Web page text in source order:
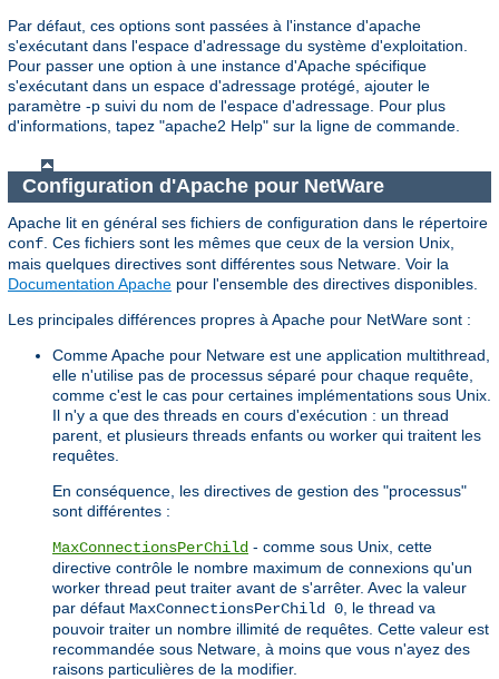
Par défaut, ces options sont passées à l'instance d'apache
s'exécutant dans l'espace d'adressage du système d'exploitation.
Pour passer une option à une instance d'Apache spécifique
s'exécutant dans un espace d'adressage protégé, ajouter le
paramètre -p suivi du nom de l'espace d'adressage. Pour plus
d'informations, tapez "apache2 Help" sur la ligne de commande.
Configuration d'Apache pour NetWare
Apache lit en général ses fichiers de configuration dans le répertoire
conf . Ces fichiers sont les mêmes que ceux de la version Unix,
mais quelques directives sont différentes sous Netware. Voir la
Documentation Apache pour l'ensemble des directives disponibles.
Les principales différences propres à Apache pour NetWare sont :
Comme Apache pour Netware est une application multithread,
elle n'utilise pas de processus séparé pour chaque requête,
comme c'est le cas pour certaines implémentations sous Unix.
Il n'y a que des threads en cours d'exécution : un thread
parent, et plusieurs threads enfants ou worker qui traitent les
requêtes.
En conséquence, les directives de gestion des "processus"
sont différentes :
MaxConnectionsPerChild - comme sous Unix, cette
directive contrôle le nombre maximum de connexions qu'un
worker thread peut traiter avant de s'arrêter. Avec la valeur
par défaut MaxConnectionsPerChild 0 , le thread va
pouvoir traiter un nombre illimité de requêtes. Cette valeur est
recommandée sous Netware, à moins que vous n'ayez des
raisons particulières de la modifier.